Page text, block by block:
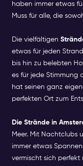
haben immer etwas
Muss für alle, die
Die vielfältigen
etwas für jeden
bis hin zu belebten
es für jede Stimmung
hat seinen ganz
perfekten Ort zum
Die Strände in
Meer. Mit Nachtclubs
immer etwas
vermischt sich